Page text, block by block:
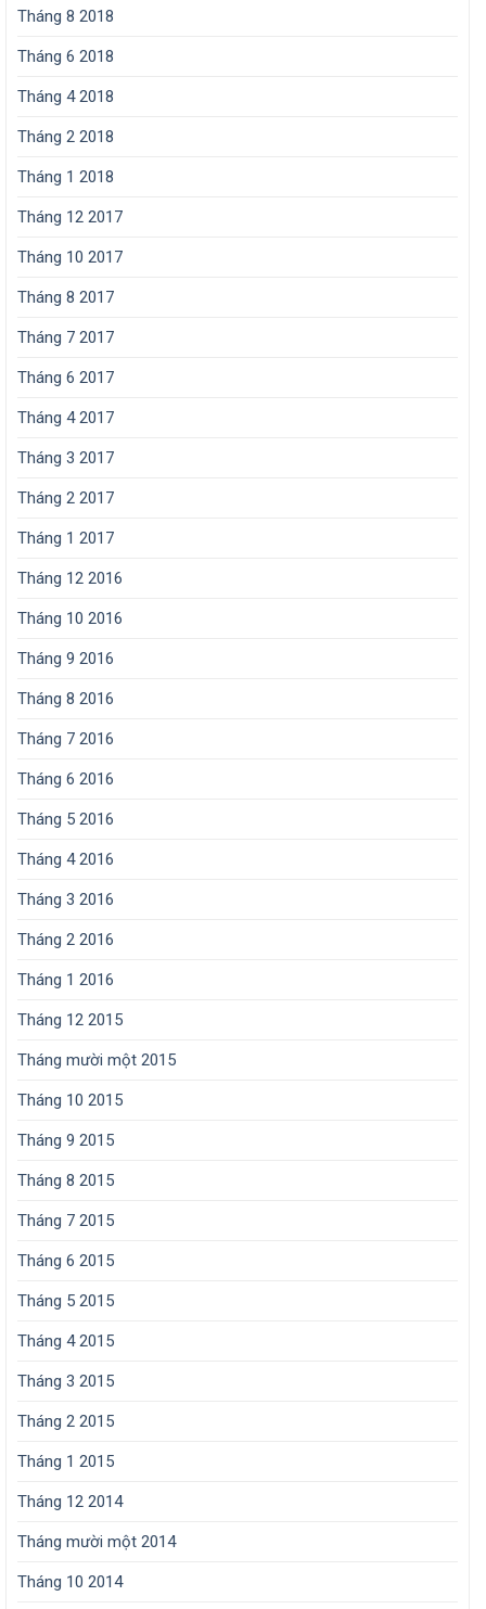
Tháng 8 2018
Tháng 6 2018
Tháng 4 2018
Tháng 2 2018
Tháng 1 2018
Tháng 12 2017
Tháng 10 2017
Tháng 8 2017
Tháng 7 2017
Tháng 6 2017
Tháng 4 2017
Tháng 3 2017
Tháng 2 2017
Tháng 1 2017
Tháng 12 2016
Tháng 10 2016
Tháng 9 2016
Tháng 8 2016
Tháng 7 2016
Tháng 6 2016
Tháng 5 2016
Tháng 4 2016
Tháng 3 2016
Tháng 2 2016
Tháng 1 2016
Tháng 12 2015
Tháng mười một 2015
Tháng 10 2015
Tháng 9 2015
Tháng 8 2015
Tháng 7 2015
Tháng 6 2015
Tháng 5 2015
Tháng 4 2015
Tháng 3 2015
Tháng 2 2015
Tháng 1 2015
Tháng 12 2014
Tháng mười một 2014
Tháng 10 2014